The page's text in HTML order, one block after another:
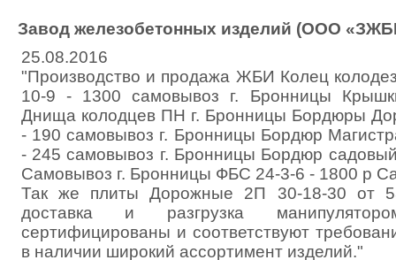
Завод железобетонных изделий (ООО
25.08.2016
"Производство и продажа ЖБИ Колец
10-9 - 1300 самовывоз г. Бронницы
Днища колодцев ПН г. Бронницы Бордюры
- 190 самовывоз г. Бронницы Бордюр
- 245 самовывоз г. Бронницы Бордюр
Самовывоз г. Бронницы ФБС 24-3-6 - 1800 р
Так же плиты Дорожные 2П 30-18-30 от
доставка и разгрузка
сертифицированы и соответствуют
в наличии широкий ассортимент изделий."